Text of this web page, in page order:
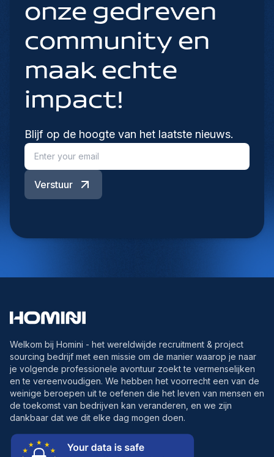
onze gedreven
community en
maak echte
impact!
Blijf op de hoogte van het laatste nieuws.
Verstuur
Welkom bij Homini - het wereldwijde recruitment & project
sourcing bedrijf met een missie om de manier waarop je naar
je volgende professionele avontuur zoekt te vermenselijken
en te vereenvoudigen. We hebben het voorrecht een van de
weinige beroepen uit te oefenen die het leven van mensen en
de toekomst van bedrijven kan veranderen, en we zijn
dankbaar dat we dit elke dag mogen doen.